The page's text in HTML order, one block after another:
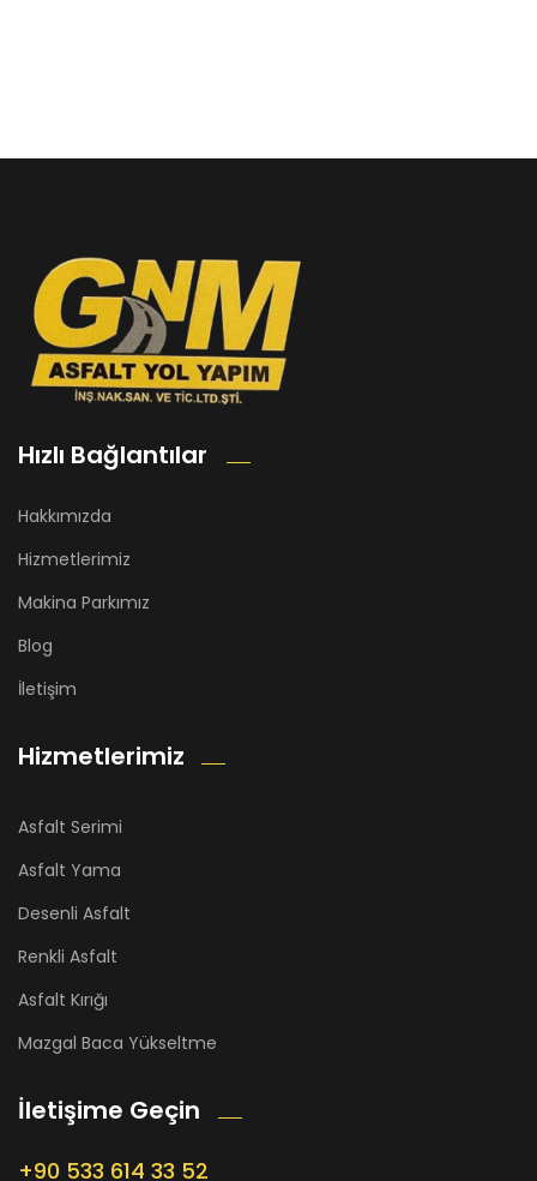
Hızlı Bağlantılar
Hakkımızda
Hizmetlerimiz
Makina Parkımız
Blog
İletişim
Hizmetlerimiz
Asfalt Serimi
Asfalt Yama
Desenli Asfalt
Renkli Asfalt
Asfalt Kırığı
Mazgal Baca Yükseltme
İletişime Geçin
+90 533 614 33 52